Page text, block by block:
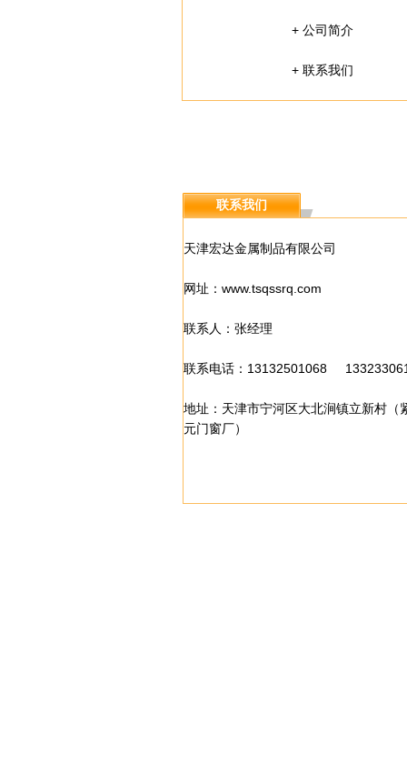
+ 公司简介
+ 联系我们
联系我们
天津宏达金属制品有限公司
网址： www.tsqssrq.com
联系人：张经理
联系电话：13132501068
地址：天津市宁河区大北涧镇立新村（
元门窗厂）